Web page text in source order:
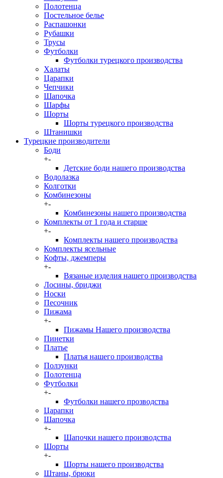
Полотенца
Постельное белье
Распашонки
Рубашки
Трусы
Футболки
Футболки турецкого производства
Халаты
Царапки
Чепчики
Шапочка
Шарфы
Шорты
Шорты турецкого производства
Штанишки
Турецкие производители
Боди
+-
Детские боди нашего производства
Водолазка
Колготки
Комбинезоны
+-
Комбинезоны нашего производства
Комплекты от 1 года и старше
+-
Комплекты нашего производства
Комплекты ясельные
Кофты, джемперы
+-
Вязаные изделия нашего производства
Лосины, бриджи
Носки
Песочник
Пижама
+-
Пижамы Нашего производства
Пинетки
Платье
Платья нашего производства
Ползунки
Полотенца
Футболки
+-
Футболки нашего прозводства
Царапки
Шапочка
+-
Шапочки нашего производства
Шорты
+-
Шорты нашего производства
Штаны, брюки